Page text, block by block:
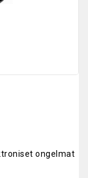
ongelmat